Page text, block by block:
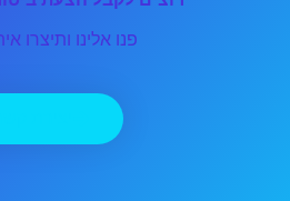
פנו אלינו ותיצרו